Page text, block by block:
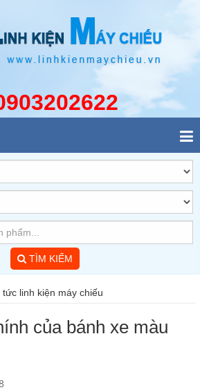
TÌM KIẾM
tức linh kiện máy chiếu
của bánh xe màu